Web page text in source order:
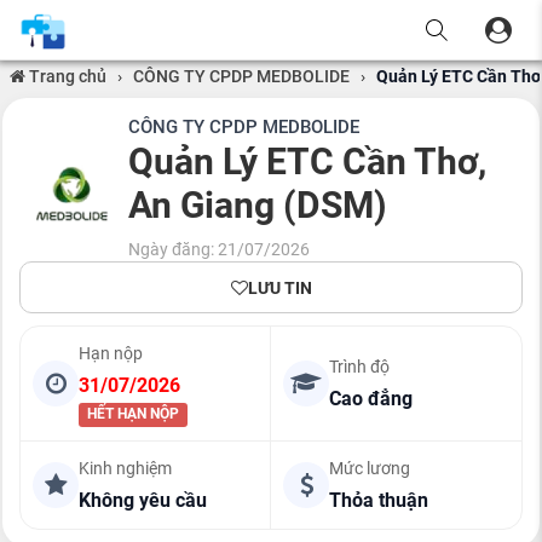
Trang chủ › CÔNG TY CPDP MEDBOLIDE › Quản Lý ETC Cần
CÔNG TY CPDP MEDBOLIDE
Quản Lý ETC Cần Thơ,
An Giang (DSM)
Ngày đăng: 21/07/2026
LƯU TIN
Hạn nộp
31/07/2026
HẾT HẠN NỘP
Trình độ
Cao đẳng
Kinh nghiệm
Không yêu cầu
Mức lương
Thỏa thuận